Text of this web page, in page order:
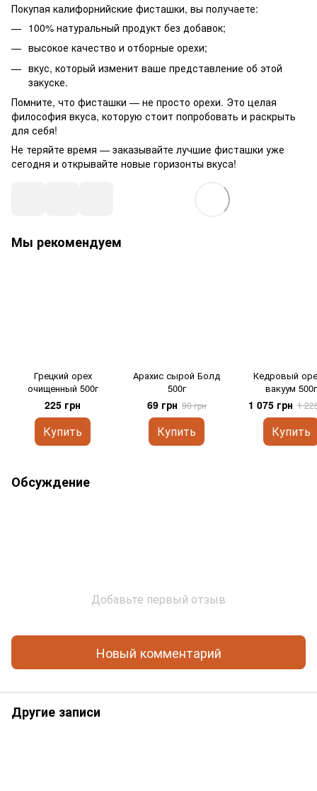
Покупая калифорнийские фисташки, вы получаете:
100% натуральный продукт без добавок;
высокое качество и отборные орехи;
вкус, который изменит ваше представление об этой
закуске.
Помните, что фисташки — не просто орехи. Это целая
философия вкуса, которую стоит попробовать и раскрыть
для себя!
Не теряйте время — заказывайте лучшие фисташки уже
сегодня и открывайте новые горизонты вкуса!
Мы рекомендуем
Грецкий орех
очищенный 500г
225 грн
Купить
Арахис сырой Болд
500г
69 грн 90 грн
Купить
Кедровый
вакуум 500г
1 075 грн 1
Купить
Обсуждение
Добавьте первый отзыв
Новый комментарий
Другие записи